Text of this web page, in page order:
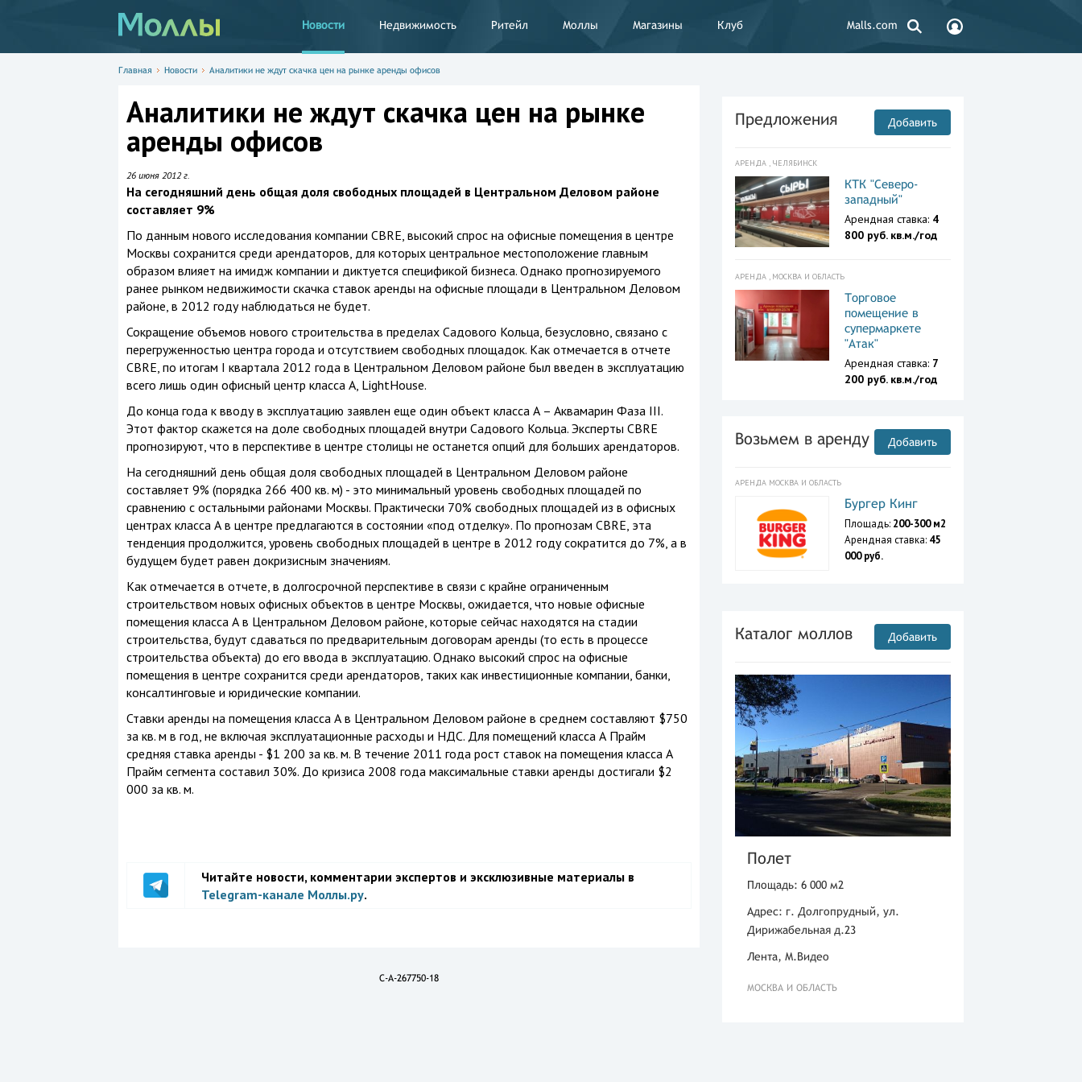
Новости Недвижимость Ритейл Моллы Магазины Клуб Malls.com
Главная Новости Аналитики не ждут скачка цен на рынке аренды офисов
Аналитики не ждут скачка цен на рынке
аренды офисов
26 июня 2012 г.
На сегодняшний день общая доля свободных площадей в Центральном Деловом районе
составляет 9%
По данным нового исследования компании CBRE, высокий спрос на офисные помещения в центре
Москвы сохранится среди арендаторов, для которых центральное местоположение главным
образом влияет на имидж компании и диктуется спецификой бизнеса. Однако прогнозируемого
ранее рынком недвижимости скачка ставок аренды на офисные площади в Центральном Деловом
районе, в 2012 году наблюдаться не будет.
Сокращение объемов нового строительства в пределах Садового Кольца, безусловно, связано с
перегруженностью центра города и отсутствием свободных площадок. Как отмечается в отчете
CBRE, по итогам I квартала 2012 года в Центральном Деловом районе был введен в эксплуатацию
всего лишь один офисный центр класса А, LightHouse.
До конца года к вводу в эксплуатацию заявлен еще один объект класса А – Аквамарин Фаза III.
Этот фактор скажется на доле свободных площадей внутри Садового Кольца. Эксперты CBRE
прогнозируют, что в перспективе в центре столицы не останется опций для больших арендаторов.
На сегодняшний день общая доля свободных площадей в Центральном Деловом районе
составляет 9% (порядка 266 400 кв. м) - это минимальный уровень свободных площадей по
сравнению с остальными районами Москвы. Практически 70% свободных площадей из в офисных
центрах класса А в центре предлагаются в состоянии «под отделку». По прогнозам CBRE, эта
тенденция продолжится, уровень свободных площадей в центре в 2012 году сократится до 7%, а в
будущем будет равен докризисным значениям.
Как отмечается в отчете, в долгосрочной перспективе в связи с крайне ограниченным
строительством новых офисных объектов в центре Москвы, ожидается, что новые офисные
помещения класса А в Центральном Деловом районе, которые сейчас находятся на стадии
строительства, будут сдаваться по предварительным договорам аренды (то есть в процессе
строительства объекта) до его ввода в эксплуатацию. Однако высокий спрос на офисные
помещения в центре сохранится среди арендаторов, таких как инвестиционные компании, банки,
консалтинговые и юридические компании.
Ставки аренды на помещения класса А в Центральном Деловом районе в среднем составляют $750
за кв. м в год, не включая эксплуатационные расходы и НДС. Для помещений класса А Прайм
средняя ставка аренды - $1 200 за кв. м. В течение 2011 года рост ставок на помещения класса А
Прайм сегмента составил 30%. До кризиса 2008 года максимальные ставки аренды достигали $2
000 за кв. м.
Читайте новости, комментарии экспертов и эксклюзивные материалы в
Telegram-канале Моллы.ру.
C-A-267750-18
Предложения Добавить
АРЕНДА , ЧЕЛЯБИНСК
КТК "Северо-
западный"
Арендная ставка: 4
800 руб. кв.м./год
АРЕНДА , МОСКВА И ОБЛАСТЬ
Торговое
помещение в
супермаркете
"Атак"
Арендная ставка: 7
200 руб. кв.м./год
Возьмем в аренду Добавить
АРЕНДА МОСКВА И ОБЛАСТЬ
Бургер Кинг
Площадь: 200-300 м2
Арендная ставка: 45
000 руб.
Каталог моллов Добавить
Полет
Площадь: 6 000 м2
Адрес: г. Долгопрудный, ул.
Дирижабельная д.23
Лента, М.Видео
МОСКВА И ОБЛАСТЬ